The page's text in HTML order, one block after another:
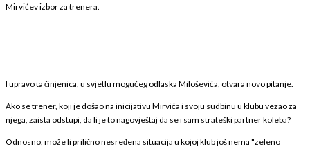
Mirvićev izbor za trenera.
I upravo ta činjenica, u svjetlu mogućeg odlaska Miloševića, otvara novo pitanje.
Ako se trener, koji je došao na inicijativu Mirvića i svoju sudbinu u klubu vezao za
njega, zaista odstupi, da li je to nagovještaj da se i sam strateški partner koleba?
Odnosno, može li prilično nesređena situacija u kojoj klub još nema "zeleno